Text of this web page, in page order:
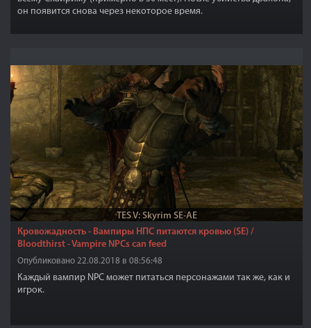
он появится снова через некоторое время.
TES V: Skyrim SE-AE
Кровожадность - Вампиры НПС питаются кровью (SE) /
Bloodthirst - Vampire NPCs can feed
Опубликовано 22.08.2018 в 08:56:48
Каждый вампир NPC может питаться персонажами так же, как и
игрок.